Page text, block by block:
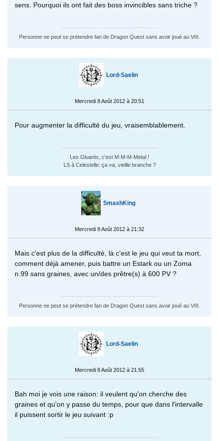
sens. Pourquoi ils ont fait des boss invincibles sans triche ?
Personne ne peut se prétendre fan de Dragon Quest sans avoir joué au VIII.
Lord-Saelin
Mercredi 8 Août 2012 à 20:51
Pour augmenter la difficulté du jeu, vraisemblablement.
Les Gluants, c'est M-M-M-Metal !
LS à Celestelle: ça va, vieille branche ?
SmashKing
Mercredi 8 Août 2012 à 21:32
Mais c'est plus de la difficulté, là c'est le jeu qui veut ta mort,
comment déjà amener, puis battre un Estark ou un Zoma
n.99 sans graines, avec un/des prêtre(s) à 600 PV ?
Personne ne peut se prétendre fan de Dragon Quest sans avoir joué au VIII.
Lord-Saelin
Mercredi 8 Août 2012 à 21:55
Bah moi je vois une raison: il veulent qu'on cherche des
graines et qu'on y passe du temps, pour que dans l'intervalle
il puissent sortir le jeu suivant :p